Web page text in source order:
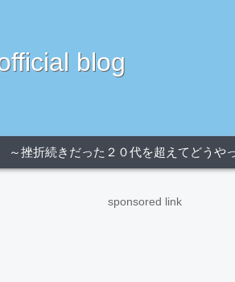
blog
挫折続きだった２０代を超えてどうや
sponsored link